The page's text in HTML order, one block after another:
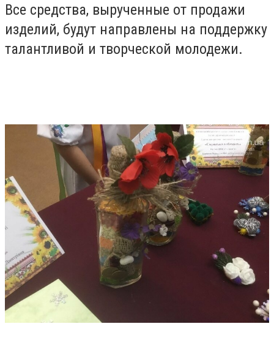
Все средства, вырученные от продажи
изделий, будут направлены на поддержку
талантливой и творческой молодежи.